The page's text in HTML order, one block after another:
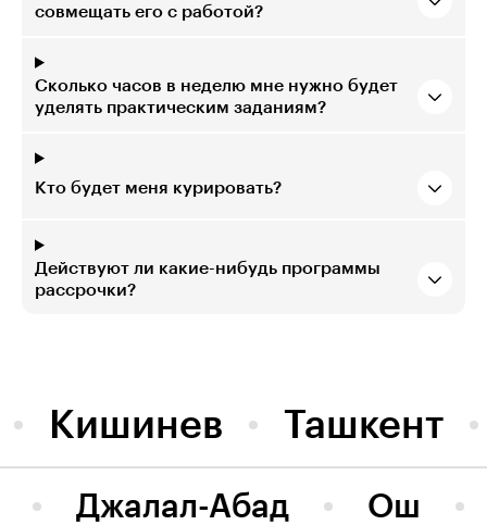
совмещать его с работой?
Сколько часов в неделю мне нужно будет
уделять практическим заданиям?
Кто будет меня курировать?
Действуют ли какие-нибудь программы
рассрочки?
Кишинев Ташкент
Ош
Джалал-Абад